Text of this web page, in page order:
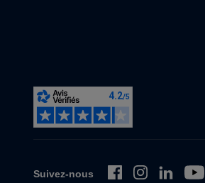
Suivez-nous